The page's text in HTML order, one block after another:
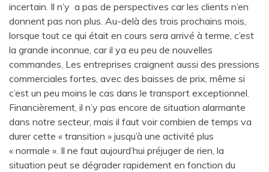
incertain. Il n’y a pas de perspectives car les clients n’en
donnent pas non plus. Au-delà des trois prochains mois,
lorsque tout ce qui était en cours sera arrivé à terme, c’est
la grande inconnue, car il ya eu peu de nouvelles
commandes. Les entreprises craignent aussi des pressions
commerciales fortes, avec des baisses de prix, même si
c’est un peu moins le cas dans le transport exceptionnel.
Financièrement, il n’y pas encore de situation alarmante
dans notre secteur, mais il faut voir combien de temps va
durer cette « transition » jusqu’à une activité plus
« normale ». Il ne faut aujourd’hui préjuger de rien, la
situation peut se dégrader rapidement en fonction du